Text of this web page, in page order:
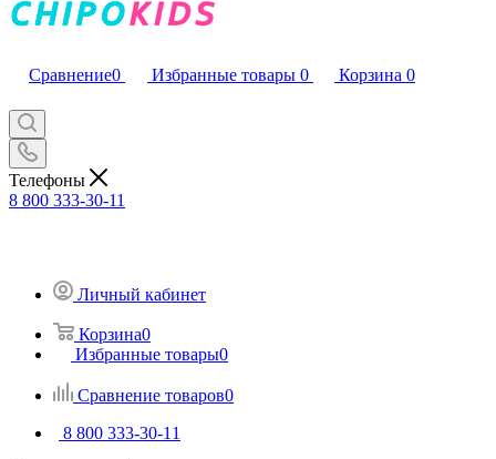
Сравнение0 Избранные товары 0 Корзина 0
Телефоны
8 800 333-30-11
Личный кабинет
Корзина0
Избранные товары0
Сравнение товаров0
8 800 333-30-11